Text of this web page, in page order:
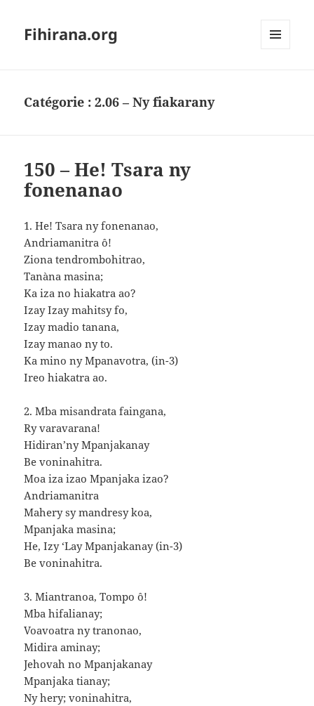
Fihirana.org
Catégorie :2.06 – Ny fiakarany
150 – He! Tsara ny
fonenanao
1. He! Tsara ny fonenanao,
Andriamanitra ô!
Ziona tendrombohitrao,
Tanàna masina;
Ka iza no hiakatra ao?
Izay Izay mahitsy fo,
Izay madio tanana,
Izay manao ny to.
Ka mino ny Mpanavotra, (in-3)
Ireo hiakatra ao.
2. Mba misandrata faingana,
Ry varavarana!
Hidiran’ny Mpanjakanay
Be voninahitra.
Moa iza izao Mpanjaka izao?
Andriamanitra
Mahery sy mandresy koa,
Mpanjaka masina;
He, Izy ‘Lay Mpanjakanay (in-3)
Be voninahitra.
3. Miantranoa, Tompo ô!
Mba hifalianay;
Voavoatra ny tranonao,
Midira aminay;
Jehovah no Mpanjakanay
Mpanjaka tianay;
Ny hery; voninahitra,